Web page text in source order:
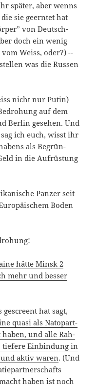
spä­ter, aber wenns
sie geern­tet hat
von Deutsch­
doch ein wenig
Weiss, oder?) --
was die Rus­sen
nicht nur Putin)
auf dem
Ber­lin gese­hen. Und
ich euch, wisst ihr
als Begrün­
in die Auf­rüs­tung
Pan­zer seit
Boden
hät­te Minsk 2
mehr und bes­ser
hat sagt,
qua­si als Nato­part­
haben, und alle Rah­
tie­fe­re Ein­bin­dung in
und aktiv waren. (Und
haben ist noch